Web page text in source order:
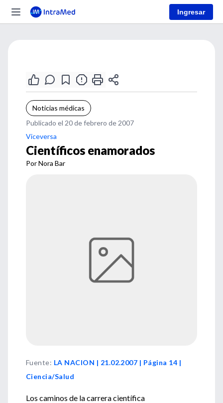
Ingresar
Noticias médicas
Publicado el 20 de febrero de 2007
Viceversa
Científicos enamorados
Por Nora Bar
Fuente: LA NACION | 21.02.2007 | Página 14 |
Ciencia/Salud
Los caminos de la carrera científica